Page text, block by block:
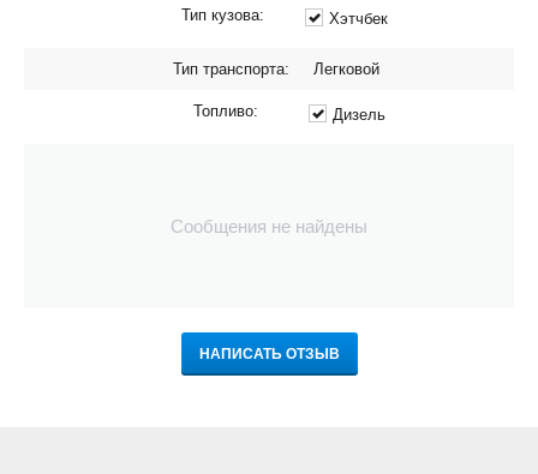
Тип кузова: Хэтчбек
Тип транспорта: Легковой
Топливо: Дизель
Сообщения не найдены
НАПИСАТЬ ОТЗЫВ